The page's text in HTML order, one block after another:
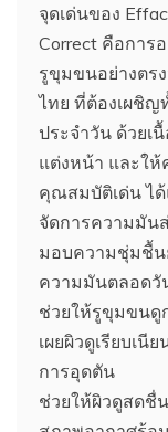
จุดเด่นของ
Correct คือการ
รูขุมขนอย่างตร
ไทย ที่ต้องเผชิ
ประจำวัน ด้วยเ
แต่งหน้า และใ
คุณสมบัติเด่น ไ
จัดการความมั
มอบความชุ่มชื้น
ความมันตลอดวั
ช่วยให้รูขุมขนดู
เผยผิวดูเรียบเนี
การอุดตัน
ช่วยให้ผิวดูสดชื่